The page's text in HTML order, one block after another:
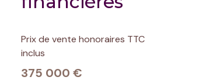
Prix de vente honoraires TTC
inclus
375 000 €